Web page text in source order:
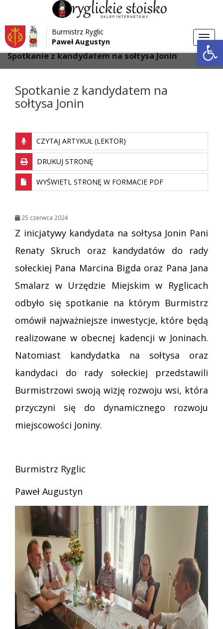
Przejdź do menu
Przejdź do głównej treści strony
Przejdź do stopki strony
Burmistrz Ryglic
Paweł Augustyn
Strona główna > Galeria
Spotkanie z kandydatem na sołtysa Jonin
Spotkanie z kandydatem na
sołtysa Jonin
CZYTAJ ARTYKUŁ (LEKTOR)
DRUKUJ STRONĘ
WYŚWIETL STRONĘ W FORMACIE PDF
25 czerwca 2024
Z inicjatywy kandydata na sołtysa Jonin Pani
Renaty Skruch oraz kandydatów do rady
sołeckiej Pana Marcina Bigda oraz Pana Jana
Smalarz w Urzędzie Miejskim w Ryglicach
odbyło się spotkanie na którym Burmistrz
omówił najważniejsze inwestycje, które będą
realizowane w obecnej kadencji w Joninach.
Natomiast kandydatka na sołtysa oraz
kandydaci do rady sołeckiej przedstawili
Burmistrzowi swoją wizję rozwoju wsi, która
przyczyni się do dynamicznego rozwoju
miejscowości Joniny.
Burmistrz Ryglic
Paweł Augustyn